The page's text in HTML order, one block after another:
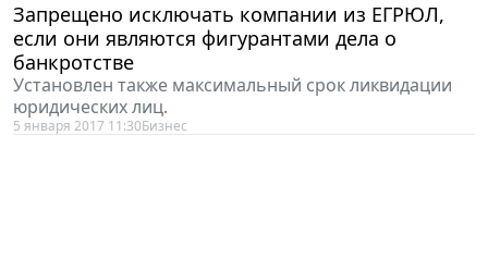
Запрещено исключать компании из ЕГРЮЛ,
если они являются фигурантами дела о
банкротстве
Установлен также максимальный срок ликвидации
юридических лиц.
5 января 2017 11:30Бизнес